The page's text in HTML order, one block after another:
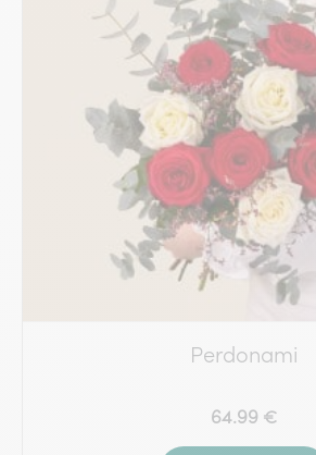
Perdonami
64.99 €